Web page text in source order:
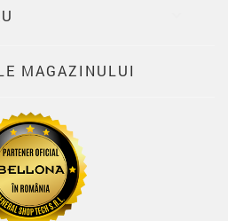
MAGAZINULUI